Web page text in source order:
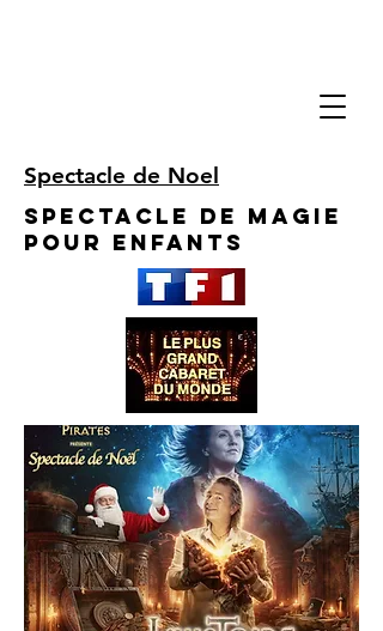
Spectacle de Noel
Spectacle de Magie
pour enfants